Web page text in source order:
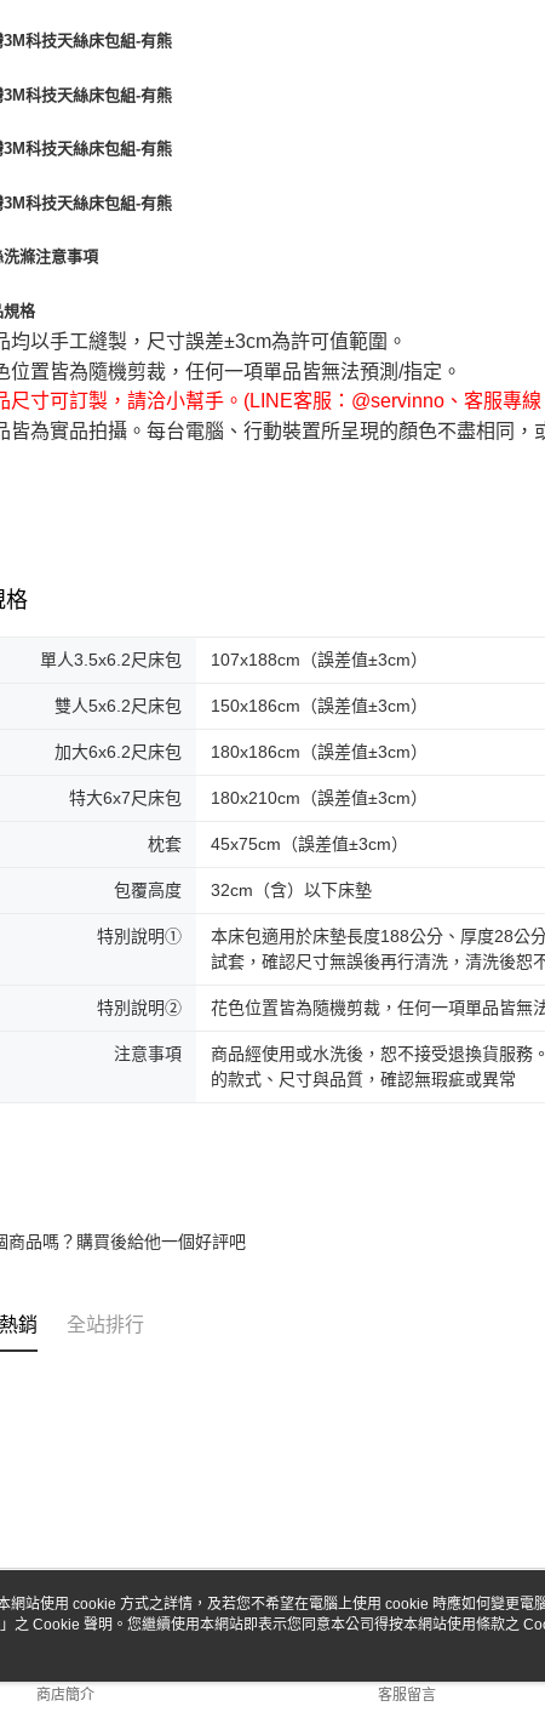
均以手工縫製，尺寸誤差±3cm為許可值範圍。
位置皆為隨機剪裁，任何一項單品皆無法預測/指定。
尺寸可訂製，請洽小幫手。(LINE客服：@servinno、客服專
皆為實品拍攝。每台電腦、行動裝置所呈現的顏色不盡相同
格
單人3.5x6.2尺床包 107x188cm（誤差值±3cm）
雙人5x6.2尺床包 150x186cm（誤差值±3cm）
加大6x6.2尺床包 180x186cm（誤差值±3cm）
特大6x7尺床包 180x210cm（誤差值±3cm）
枕套 45x75cm（誤差值±3cm）
包覆高度 32cm（含）以下床墊
特別說明①
本床包適用於床墊長度188公分、厚度28公
試套，確認尺寸無誤後再行清洗，清洗後恕
特別說明② 花色位置皆為隨機剪裁，任何一項單品皆無
注意事項
商品經使用或水洗後，恕不接受退換貨服務
的款式、尺寸與品質，確認無瑕疵或異常
商品嗎？購買後給他一個好評吧
銷 全站排行
關於我們
商店簡介
客服資訊
客服留言
網站使用 cookie 方式之詳情，及若您不希望在電腦上使用 cookie 時應如何變更電
」之 Cookie 聲明。您繼續使用本網站即表示您同意本公司得按本網站使用條款之